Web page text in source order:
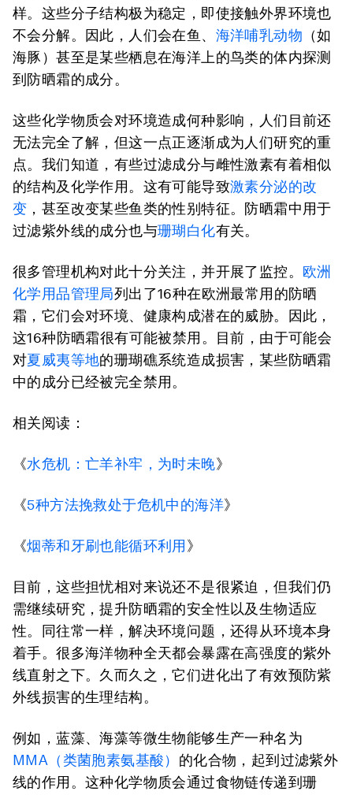
样。这些分子结构极为稳定，即使接触外界环境也
不会分解。因此，人们会在鱼、 海洋哺乳动物 （如
海豚）甚至是某些栖息在海洋上的鸟类的体内探测
到防晒霜的成分。
这些化学物质会对环境造成何种影响，人们目前还
无法完全了解，但这一点正逐渐成为人们研究的重
点。我们知道，有些过滤成分与雌性激素有着相似
的结构及化学作用。这有可能导致激素分泌的改
变 ，甚至改变某些鱼类的性别特征。防晒霜中用于
过滤紫外线的成分也与珊瑚白化有关。
很多管理机构对此十分关注，并开展了监控。 欧洲
化学用品管理局列出了16种在欧洲最常用的防晒
霜，它们会对环境、健康构成潜在的威胁。因此，
这16种防晒霜很有可能被禁用。目前，由于可能会
对夏威夷等地的珊瑚礁系统造成损害，某些防晒霜
中的成分已经被完全禁用。
相关阅读：
《水危机：亡羊补牢，为时未晚》
《5种方法挽救处于危机中的海洋》
《烟蒂和牙刷也能循环利用 》
目前，这些担忧相对来说还不是很紧迫，但我们仍
需继续研究，提升防晒霜的安全性以及生物适应
性。同往常一样，解决环境问题，还得从环境本身
着手。很多海洋物种全天都会暴露在高强度的紫外
线直射之下。久而久之，它们进化出了有效预防紫
外线损害的生理结构。
例如，蓝藻、海藻等微生物能够生产一种名为
MMA（类菌胞素氨基酸） 的化合物，起到过滤紫外
线的作用。这种化学物质会通过食物链传递到珊